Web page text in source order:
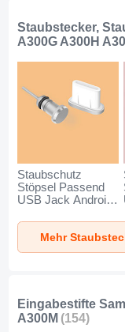
Staubstecker,
A300G A300H
Staubschutz
Stöpsel Passend
USB Jack Android
für Samsung
Galaxy DS A300G
A300H A300M
Eingabestifte
A300M (154)